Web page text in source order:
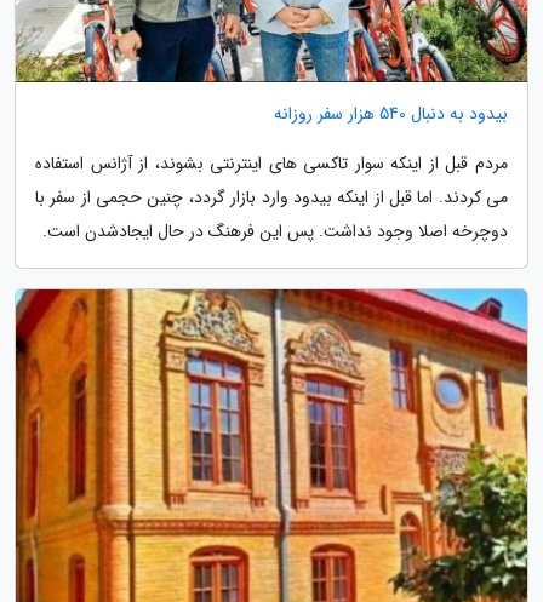
بیدود به دنبال 540 هزار سفر روزانه
مردم قبل از اینکه سوار تاکسی های اینترنتی بشوند، از آژانس استفاده
می کردند. اما قبل از اینکه بیدود وارد بازار گردد، چنین حجمی از سفر با
دوچرخه اصلا وجود نداشت. پس این فرهنگ در حال ایجادشدن است.